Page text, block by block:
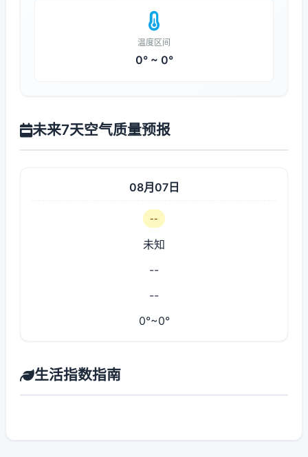
温度区间
0° ~ 0°
未来7天空气质量预报
08月07日
--
未知
--
--
0°~0°
生活指数指南